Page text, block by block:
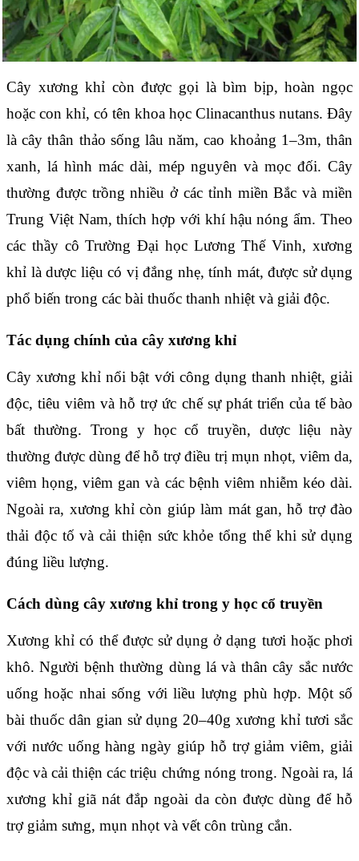
Cây xương khỉ còn được gọi là bìm bịp, hoàn ngọc
hoặc con khỉ, có tên khoa học Clinacanthus nutans. Đây
là cây thân thảo sống lâu năm, cao khoảng 1–3m, thân
xanh, lá hình mác dài, mép nguyên và mọc đối. Cây
thường được trồng nhiều ở các tỉnh miền Bắc và miền
Trung Việt Nam, thích hợp với khí hậu nóng ẩm. Theo
các thầy cô Trường Đại học Lương Thế Vinh, xương
khỉ là dược liệu có vị đắng nhẹ, tính mát, được sử dụng
phổ biến trong các bài thuốc thanh nhiệt và giải độc.
Tác dụng chính của cây xương khỉ
Cây xương khỉ nổi bật với công dụng thanh nhiệt, giải
độc, tiêu viêm và hỗ trợ ức chế sự phát triển của tế bào
bất thường. Trong y học cổ truyền, dược liệu này
thường được dùng để hỗ trợ điều trị mụn nhọt, viêm da,
viêm họng, viêm gan và các bệnh viêm nhiễm kéo dài.
Ngoài ra, xương khỉ còn giúp làm mát gan, hỗ trợ đào
thải độc tố và cải thiện sức khỏe tổng thể khi sử dụng
đúng liều lượng.
Cách dùng cây xương khỉ trong y học cổ truyền
Xương khỉ có thể được sử dụng ở dạng tươi hoặc phơi
khô. Người bệnh thường dùng lá và thân cây sắc nước
uống hoặc nhai sống với liều lượng phù hợp. Một số
bài thuốc dân gian sử dụng 20–40g xương khỉ tươi sắc
với nước uống hàng ngày giúp hỗ trợ giảm viêm, giải
độc và cải thiện các triệu chứng nóng trong. Ngoài ra, lá
xương khỉ giã nát đắp ngoài da còn được dùng để hỗ
trợ giảm sưng, mụn nhọt và vết côn trùng cắn.